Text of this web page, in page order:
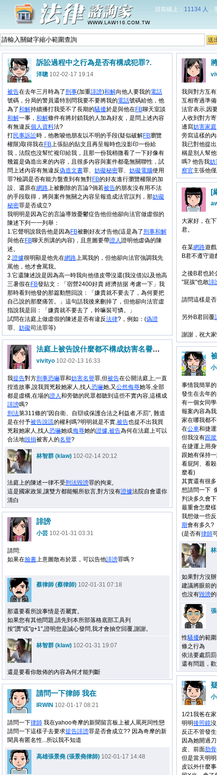
目前線上： 11134 人
訴訟過程中之行為是否有構成犯罪?.
洋聰102-02-17 19:14
被告在去年三月時為了刑事(加重誹謗)和解向他人要我的電話
號碼，分局的警員還特別問我要不要將我的電話號碼給他，他
為了和解持續播打我受不了長期的騷擾於是與他在FB聊天室談
和解一事， 和解條件有將封鎖我的人加為好友，是問上述內容
有無違反個人資料法?
打民事訴訟時，他教唆他朋友以不明的手段(疑似破解FB瀏覽
權限)取得我在FB上張貼的貼文且再呈報時也沒影印一份給
我，法院也沒幫忙複印給我，且那一份我稍微看了一下好像有
幾篇是偽造出來的內容，且很多內容與案件都毫無關聯性，試
問上述內容有無違反偽造文書罪、 妨礙秘密罪、 妨礙電腦使用
罪?檢調是否有能力盤查到有無對FB的好友進行瀏覽權限的加
設、還原在網路上被刪除的言論?倘若被告的朋友沒有用不法
的手段取得，將與案件無關之內容呈報造成法官誤判，那妨礙
秘密罪是否成立?
我明明是因為它的言論導致憂鬱症告他但他卻向法官做虛假的
陳述下列一一列舉：
1.它聲明說我告他是因為FB被刪好友才告他(這是為了刑事和解
與他在FB聊天所講的內容)，且意圖要帶證人證明他虛偽的陳
述。
2.證據很明顯是他先在網路上罵我的，但他卻向法官強調我先
罵他，他才會罵我。
3.它還陳述說是因為高一時我向他借皮帶沒還(我沒借)以及他高
三暑假在FB發貼文：「宿營2400好貴 經濟拮据 考慮一下」我
那時看到他發的那篇動態回說：「嫌貴就不要去了，為何要把
自己說的那麼痛苦。」這句話我後來刪掉了，但他卻向法官虛
指說我是回：「嫌貴就不要去了，幹嘛裝可憐。」
試問在法庭上做虛假的陳述是否有違反法律?，例如：(偽證
罪、 妨礙司法罪等)
我與對方互有
互相寄過準
法官表示,因
人收到對方
邊寫妨害家庭
旁寫這樣的
我已對他提出
稱是別人幫
嗎? 他告我妨
察官主張他
[
大家好，在
君。
在某網路遊
B君不遵守遊
之後B君也於
"屁孩"也敢誹
請問這樣是
另外B君回覆
謝謝，祝大
法庭上被告說什麼都不構成妨害名譽嗎?
vivityo 102-02-13 16:33
我提告對方刑事恐嚇罪和妨害名譽罪,但被告在公開法庭上,一直
捏造故事,說我買兇殺她家人,找人恐嚇她,又公然侮辱她等,全部
都是虛構,在場的證人和旁聽的民眾都聽到這些不實內容,這構成
誹謗嗎?
刑法第311條的”因自衛、自辯或保護合法之利益者,不罰”, 難道
是在付予被告說謊的權利嗎?明明就是不實,被告也提不出我買
兇殺她家人,找人恐嚇她或侮辱她的證據,被告為何在法庭上可以
合法地毀損被害人的名譽?
林智群 (klaw) 102-02-14 20:12
法庭上的陳述一律不受刑法毀謗罪的拘束,
這是國家政策,讓雙方都能暢所欲言,對方沒有證據法院自會還你
清白
事情我簡單
發生在去年
有一個女同
報案內容為
家在哪我都
在公車和捷
但我沒有跟蹤
在捷運上用
跟她有保持
看屁阿、看
麼看)
其實還有很
想請問一下
判決多久會
最重會怎麼
我想做一些
期會有多久?
(是否有律師
如果對方沒
建議將眼前
也沒有毀謗
性騷擾的範
條之行為
依法要處罰
還有問題，
誹謗
小芸 102-01-31 03:31
請問:
如果在臉書上意圖散布於眾，可以告他誹謗罪嗎？
蔡律師 (蔡律師) 102-01-31 07:18
那還要看所說事情是否屬實。
如果您有其他問題,請先到本所部落格底部工具列
按"讚"或"g+1",證明您是誠心發問,我才會抽空回覆,謝謝。
林智群 (klaw) 102-01-31 19:07
還是要看你散佈的內容為何才能判斷
1/21我爸在
明明後照鏡
反正不管發
因為她開過
皮、前面肋骨
但是當天明
皮以外什麼
請問一下律師 我在
IRWIN 102-01-17 08:21
請問一下律師 我在yahoo奇摩的新聞留言板上被人罵死同性戀
請問一下這樣子去要求提告誹謗罪是否會成立?? 因為奇摩的新
聞具有匿名性...所以我不知道
高雄張景堯 (張景堯律師) 102-01-17 14:48